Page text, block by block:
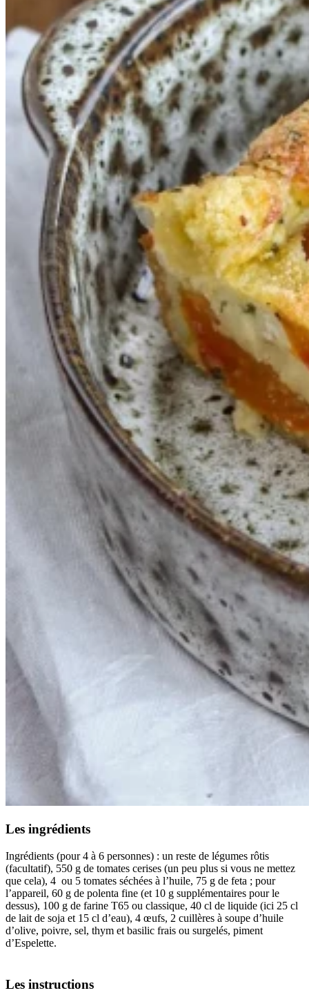
Les ingrédients
Ingrédients (pour 4 à 6 personnes) : un reste de légumes rôtis
(facultatif), 550 g de tomates cerises (un peu plus si vous ne mettez
que cela), 4 ou 5 tomates séchées à l’huile, 75 g de feta ; pour
l’appareil, 60 g de polenta fine (et 10 g supplémentaires pour le
dessus), 100 g de farine T65 ou classique, 40 cl de liquide (ici 25 cl
de lait de soja et 15 cl d’eau), 4 œufs, 2 cuillères à soupe d’huile
d’olive, poivre, sel, thym et basilic frais ou surgelés, piment
d’Espelette.
Les instructions